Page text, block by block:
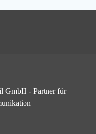
GmbH - Partner für